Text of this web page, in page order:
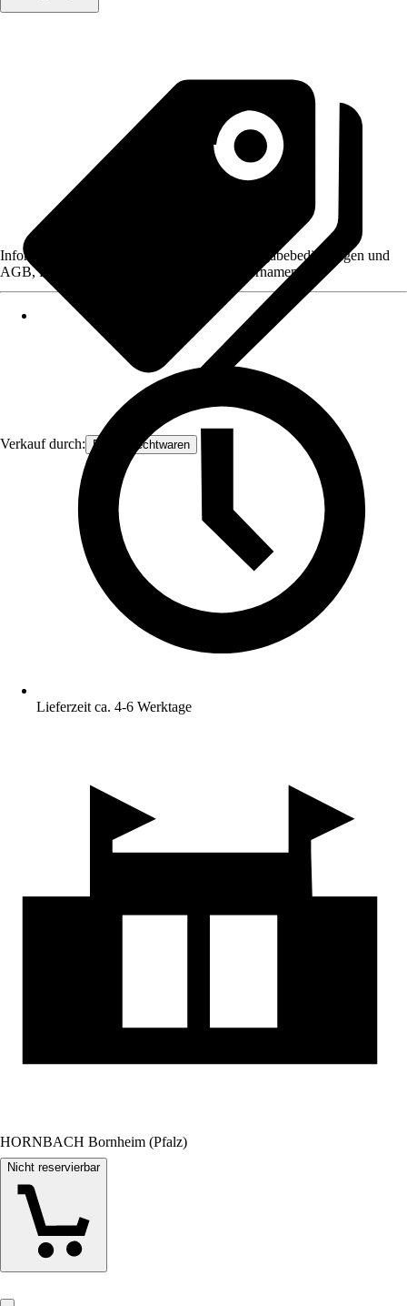
Verkauf durch: Frank Flechtwaren
Informationen des Verkäufers, wie z. B. Rückgabebedingungen und
AGB, finden Sie bei Klick auf den Verkäufernamen.
Lieferzeit ca. 4-6 Werktage
HORNBACH Bornheim (Pfalz)
Nicht reservierbar